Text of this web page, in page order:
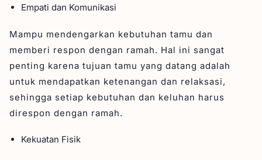
Empati dan Komunikasi
Mampu mendengarkan kebutuhan tamu dan
memberi respon dengan ramah. Hal ini sangat
penting karena tujuan tamu yang datang adalah
untuk mendapatkan ketenangan dan relaksasi,
sehingga setiap kebutuhan dan keluhan harus
direspon dengan ramah.
Kekuatan Fisik